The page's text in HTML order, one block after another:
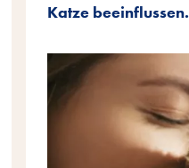
Katze beeinflussen.